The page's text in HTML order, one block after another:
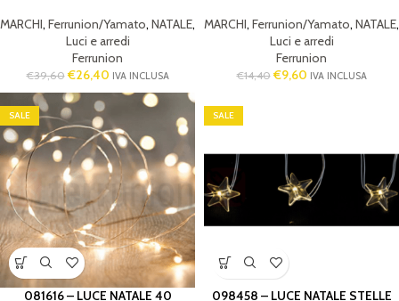
MARCHI, Ferrunion/Yamato, NATALE,
Luci e arredi
Ferrunion
€39,60 €26,40 IVA INCLUSA
MARCHI, Ferrunion/Yamato, NATALE,
Luci e arredi
Ferrunion
€14,40 €9,60 IVA INCLUSA
SALE
081616 – LUCE NATALE 40
SALE
098458 – LUCE NATALE STELLE